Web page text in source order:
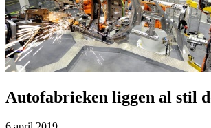
Autofabrieken liggen al stil